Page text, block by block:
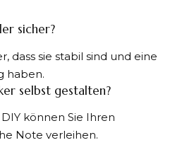
sicher?
dass sie stabil sind und eine
haben.
selbst gestalten?
können Sie Ihren
Note verleihen.